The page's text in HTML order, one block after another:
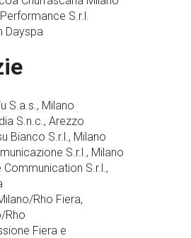
S.r.l.
Dayspa
S.a.s., Milano
S.n.c., Arezzo
Bianco S.r.l., Milano
S.r.l., Milano
Communication S.r.l.,
Rho Fiera,
Rho
Fiera e